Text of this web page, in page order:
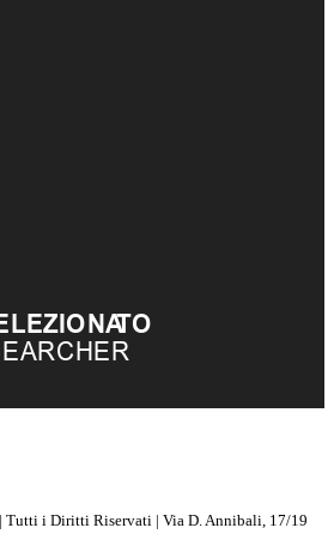
Tutti i Diritti Riservati | Via D. Annibali, 17/19